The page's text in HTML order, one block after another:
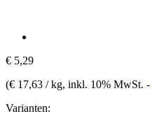
€ 5,29
(€ 17,63 / kg, inkl. 10% MwSt. -
Varianten: